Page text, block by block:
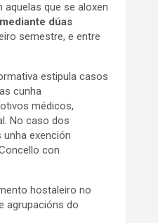
que se aloxen
dúas
semestre, e entre
estipula casos
cunha
médicos,
No caso dos
exención
con
hostaleiro no
agrupacións do